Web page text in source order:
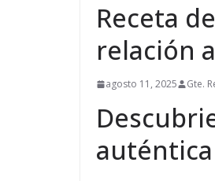
Receta
relación
agosto 11, 2025 Gte.